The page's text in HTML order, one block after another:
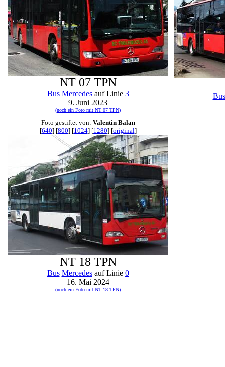
NT 07 TPN
Bus Mercedesauf Linie 3
9. Juni 2023
(noch ein Foto mit NT 07 TPN)
Bus
Foto gestiftet von: Valentin Balan
[640] [800] [1024] [1280] [original]
NT 18 TPN
Bus Mercedesauf Linie 0
16. Mai 2024
(noch ein Foto mit NT 18 TPN)